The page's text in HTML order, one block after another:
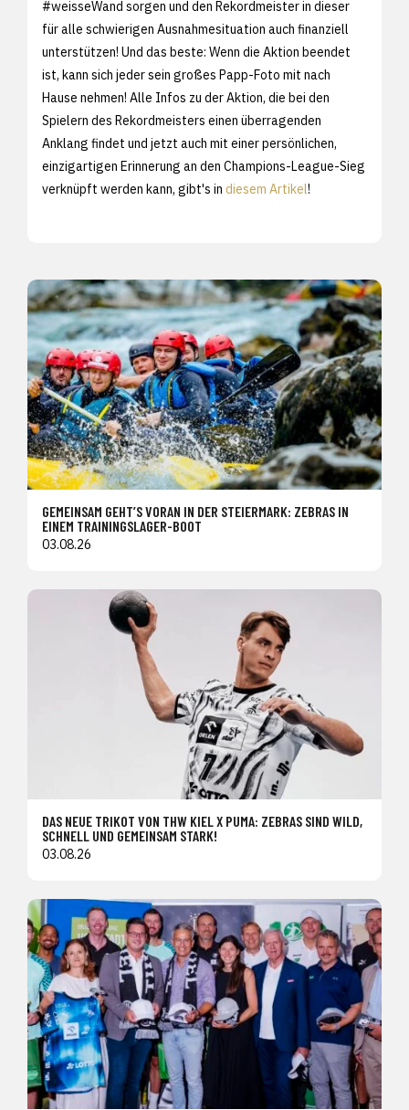
#weisseWand sorgen und den Rekordmeister in dieser
für alle schwierigen Ausnahmesituation auch finanziell
unterstützen! Und das beste: Wenn die Aktion beendet
ist, kann sich jeder sein großes Papp-Foto mit nach
Hause nehmen! Alle Infos zu der Aktion, die bei den
Spielern des Rekordmeisters einen überragenden
Anklang findet und jetzt auch mit einer persönlichen,
einzigartigen Erinnerung an den Champions-League-Sieg
verknüpft werden kann, gibt's in diesem Artikel!
GEMEINSAM GEHT’S VORAN IN DER STEIERMARK: ZEBRAS IN
EINEM TRAININGSLAGER-BOOT
03.08.26
DAS NEUE TRIKOT VON THW KIEL X PUMA: ZEBRAS SIND WILD,
SCHNELL UND GEMEINSAM STARK!
03.08.26